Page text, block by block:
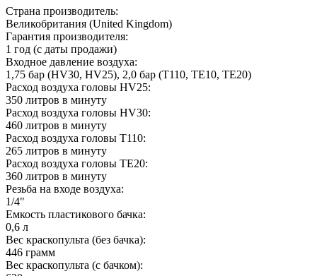
Страна производитель:
Великобритания (United Kingdom)
Гарантия производителя:
1 год (с даты продажи)
Входное давление воздуха:
1,75 бар (HV30, HV25), 2,0 бар (T110, TE10, TE20)
Расход воздуха головы HV25:
350 литров в минуту
Расход воздуха головы HV30:
460 литров в минуту
Расход воздуха головы T110:
265 литров в минуту
Расход воздуха головы TE20:
360 литров в минуту
Резьба на входе воздуха:
1/4"
Емкость пластикового бачка:
0,6 л
Вес краскопульта (без бачка):
446 грамм
Вес краскопульта (с бачком):